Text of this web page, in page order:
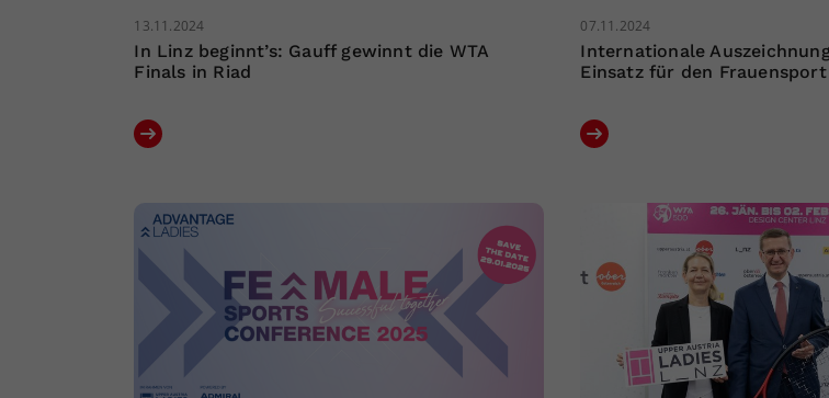
13.11.2024
In Linz beginnt’s: Gauff gewinnt die WTA
Finals in Riad
07.11.2024
Internationale
Einsatz für den Frauensport